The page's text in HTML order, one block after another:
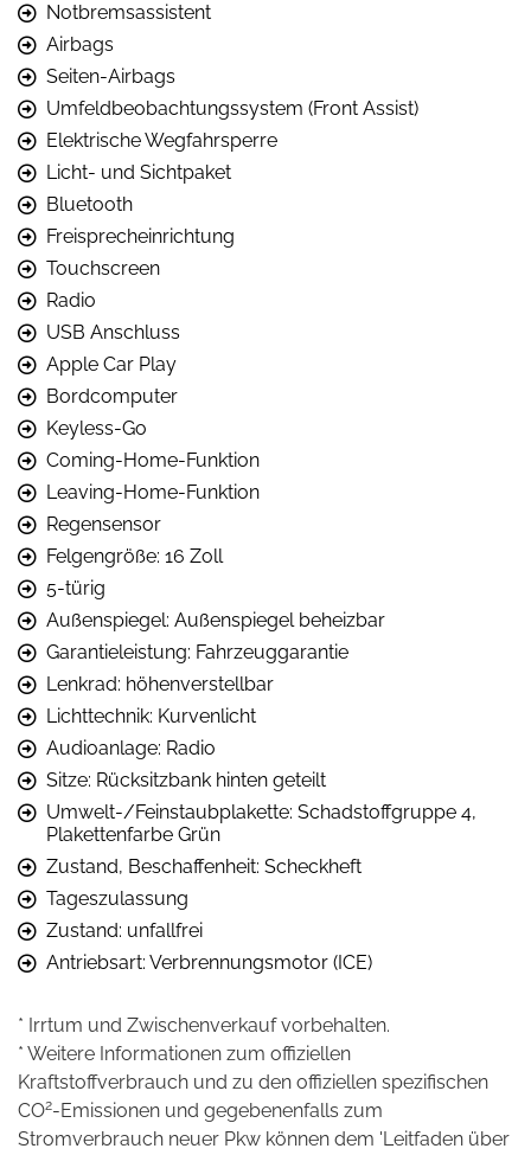
Notbremsassistent
Airbags
Seiten-Airbags
Umfeldbeobachtungssystem (Front Assist)
Elektrische Wegfahrsperre
Licht- und Sichtpaket
Bluetooth
Freisprecheinrichtung
Touchscreen
Radio
USB Anschluss
Apple Car Play
Bordcomputer
Keyless-Go
Coming-Home-Funktion
Leaving-Home-Funktion
Regensensor
Felgengröße: 16 Zoll
5-türig
Außenspiegel: Außenspiegel beheizbar
Garantieleistung: Fahrzeuggarantie
Lenkrad: höhenverstellbar
Lichttechnik: Kurvenlicht
Audioanlage: Radio
Sitze: Rücksitzbank hinten geteilt
Umwelt-/Feinstaubplakette: Schadstoffgruppe 4,
Plakettenfarbe Grün
Zustand, Beschaffenheit: Scheckheft
Tageszulassung
Zustand: unfallfrei
Antriebsart: Verbrennungsmotor (ICE)
* Irrtum und Zwischenverkauf vorbehalten.
* Weitere Informationen zum offiziellen
Kraftstoffverbrauch und zu den offiziellen spezifischen
CO2-Emissionen und gegebenenfalls zum
Stromverbrauch neuer Pkw können dem 'Leitfaden über